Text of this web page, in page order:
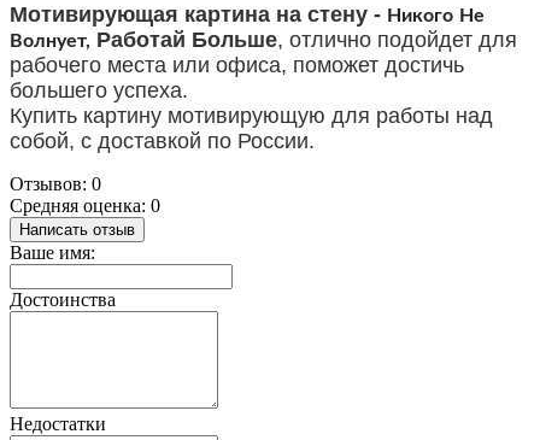
Мотивирующая картина на стену - Никого Не
Волнует, Работай Больше, отлично подойдет для
рабочего места или офиса, поможет достичь
большего успеха.
Купить картину мотивирующую для работы над
собой, с доставкой по России.
Отзывов: 0
Средняя оценка: 0
Написать отзыв
Ваше имя:
Достоинства
Недостатки